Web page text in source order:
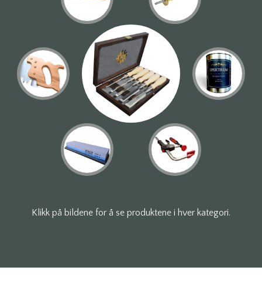
Klikk på bildene for å se produktene i hver kategori.